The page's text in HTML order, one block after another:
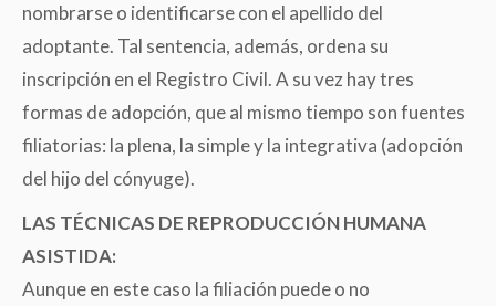
nombrarse o identificarse con el apellido del
adoptante. Tal sentencia, además, ordena su
inscripción en el Registro Civil. A su vez hay tres
formas de adopción, que al mismo tiempo son fuentes
filiatorias: la plena, la simple y la integrativa (adopción
del hijo del cónyuge).
LAS TÉCNICAS DE REPRODUCCIÓN HUMANA
ASISTIDA:
Aunque en este caso la filiación puede o no